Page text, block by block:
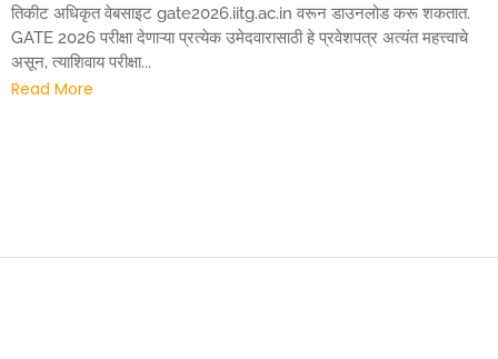
तिकीट अधिकृत वेबसाइट gate2026.iitg.ac.in वरून डाउनलोड करू शकतात.
GATE 2026 परीक्षा देणाऱ्या प्रत्येक उमेदवारासाठी हे प्रवेशपत्र अत्यंत महत्त्वाचे
असून, त्याशिवाय परीक्षा...
Read More